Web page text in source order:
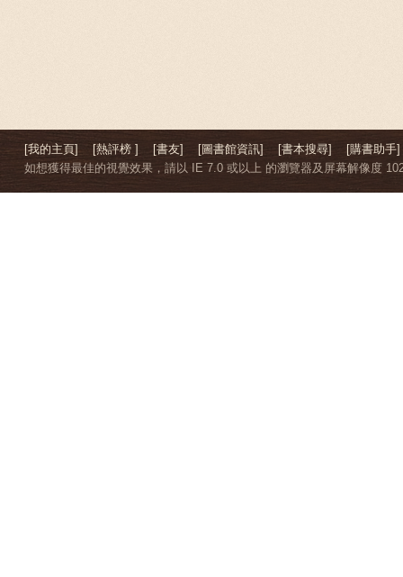
[我的主頁] [熱評榜 ] [書友] [圖書館資訊] [書本搜尋]
[購書助手]
如想獲得最佳的視覺效果，請以 IE 7.0 或以上 的瀏覽器及屏幕解像度